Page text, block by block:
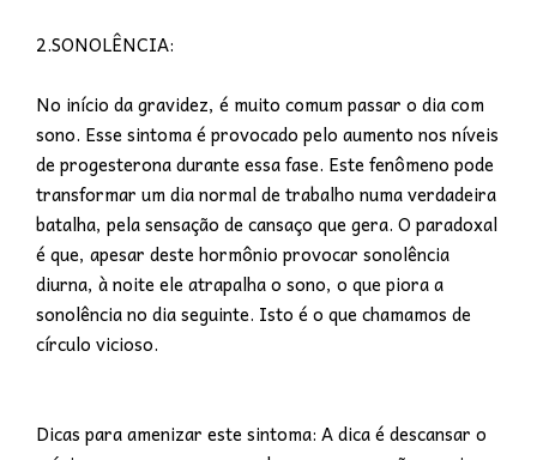
2.SONOLÊNCIA:
No início da gravidez, é muito comum passar o dia com
sono. Esse sintoma é provocado pelo aumento nos níveis
de progesterona durante essa fase. Este fenômeno pode
transformar um dia normal de trabalho numa verdadeira
batalha, pela sensação de cansaço que gera. O paradoxal
é que, apesar deste hormônio provocar sonolência
diurna, à noite ele atrapalha o sono, o que piora a
sonolência no dia seguinte. Isto é o que chamamos de
círculo vicioso.
Dicas para amenizar este sintoma: A dica é descansar o